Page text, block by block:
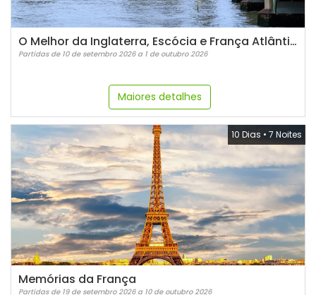
O Melhor da Inglaterra, Escócia e França Atlântica
Partidas de 10 de setembro 2026 a 1 de outubro 2026
Maiores detalhes
10 Dias • 7 Noites
Memórias da França
Partidas de 19 de setembro 2026 a 10 de outubro 2026